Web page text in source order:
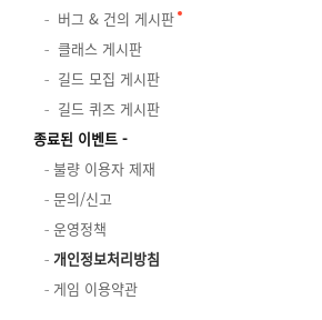
버그 & 건의 게시판
클래스 게시판
길드 모집 게시판
길드 퀴즈 게시판
종료된 이벤트
불량 이용자 제재
문의/신고
운영정책
개인정보처리방침
게임 이용약관